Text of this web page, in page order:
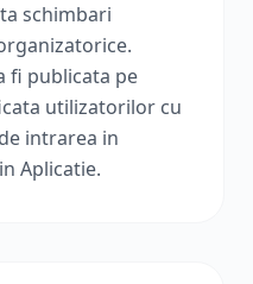
schimbari
fi publicata pe
utilizatorilor cu
intrarea in
Aplicatie.